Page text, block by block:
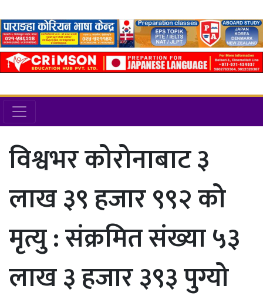
विश्वभर कोरोनाबाट ३
लाख ३९ हजार ९९२ को
मृत्यु : संक्रमित संख्या ५३
लाख ३ हजार ३९३ पुग्यो